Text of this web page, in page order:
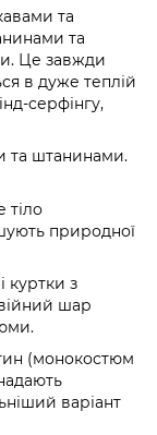
та
та
Це завжди
в дуже теплій
серфінгу,
та штанинами.
тіло
природної
куртки з
шар
(монокостюм
варіант